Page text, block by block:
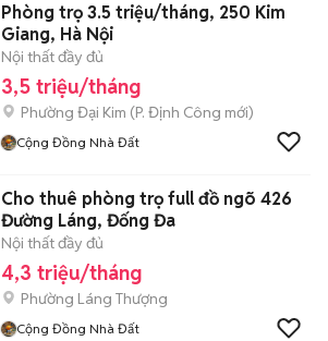
Phòng trọ 3.5 triệu/tháng, 250 Kim
Giang, Hà Nội
Nội thất đầy đủ
3,5 triệu/tháng
Phường Đại Kim (P. Định Công mới)
Cộng Đồng Nhà Đất
Cho thuê phòng trọ full đồ ngõ 426
Đường Láng, Đống Đa
Nội thất đầy đủ
4,3 triệu/tháng
Phường Láng Thượng
Cộng Đồng Nhà Đất